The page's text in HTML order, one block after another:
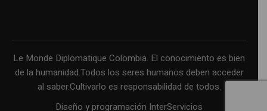
Le Monde Diplomatique Colombia. El conocimiento es bien
de la humanidad.Todos los seres humanos deben acceder
al saber.Cultivarlo es responsabilidad de todos.
Diseño y programación InterServicios